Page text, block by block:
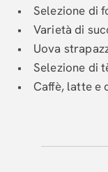
• Selezione di
• Varietà di
• Uova
• Selezione di
• Caffè, latte e